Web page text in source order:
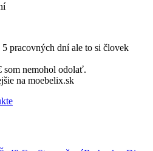
pracovných dní ale to si človek
som nemohol odolať.
na moebelix.sk